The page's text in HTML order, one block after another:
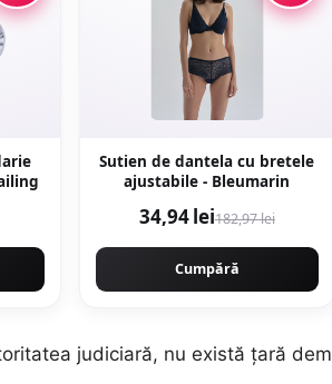
Sutien de dantela cu bretele
ajustabile - Bleumarin
34,94 lei182,97 lei
Cumpără
judiciară, nu există țară